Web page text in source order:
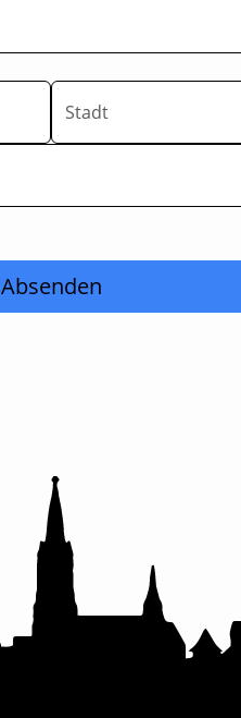
Stadt
Absenden